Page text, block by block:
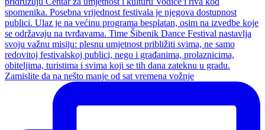
Zamislite da na nešto manje od sat vremena vožnje